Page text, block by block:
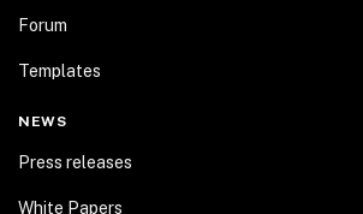
Forum
Templates
NEWS
Press releases
White Papers